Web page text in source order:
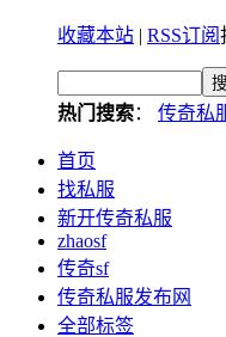
收藏本站 | RSS订阅
热门搜索： 传奇私
首页
找私服
新开传奇私服
zhaosf
传奇sf
传奇私服发布网
全部标签